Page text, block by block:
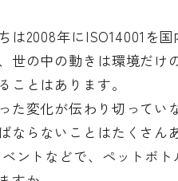
は2008年にISO14001を
世の中の動きは環境だけ
ことはあります。
た変化が伝わり切ってい
らないことはたくさん
ントなどで、ペットボ